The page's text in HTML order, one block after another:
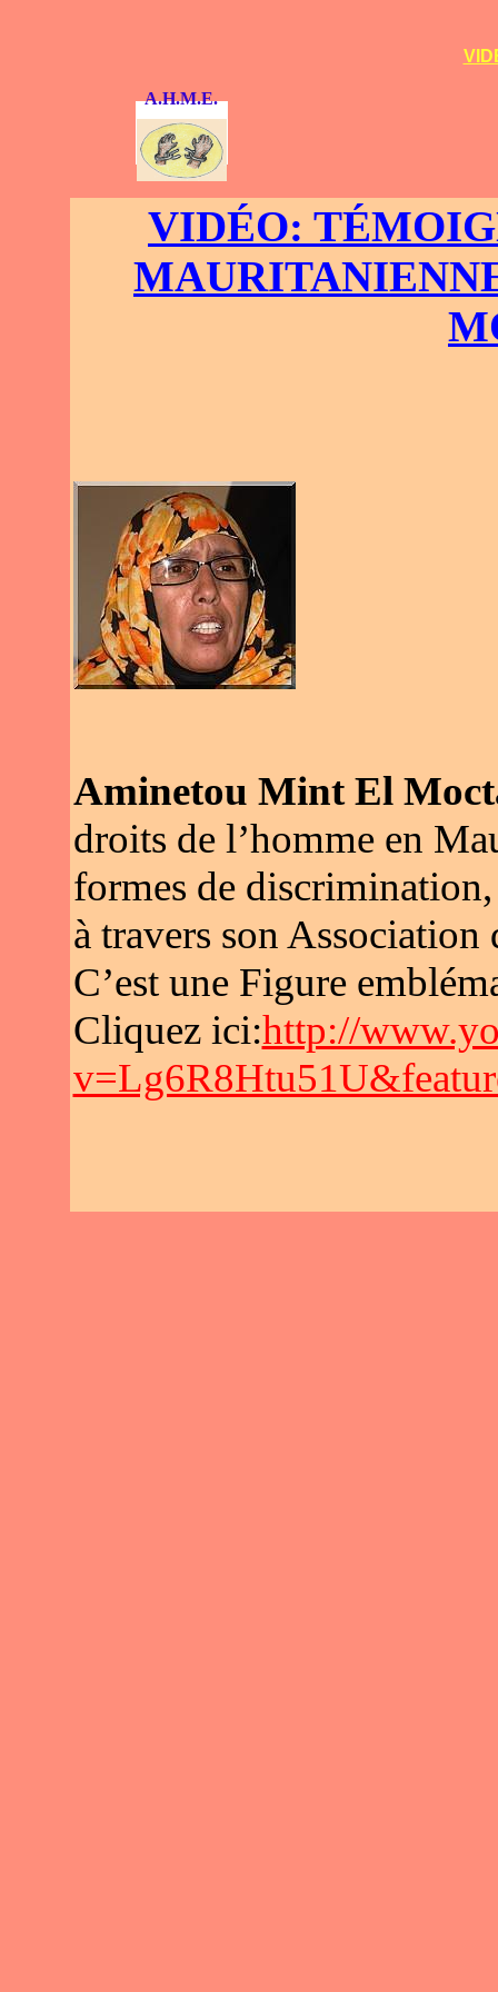
A.H.M.E.
VIDÉO:
Aminetou Mint El
droits de l’homme en
formes de
à travers son
C’est une Figure
Cliquez ici:http://